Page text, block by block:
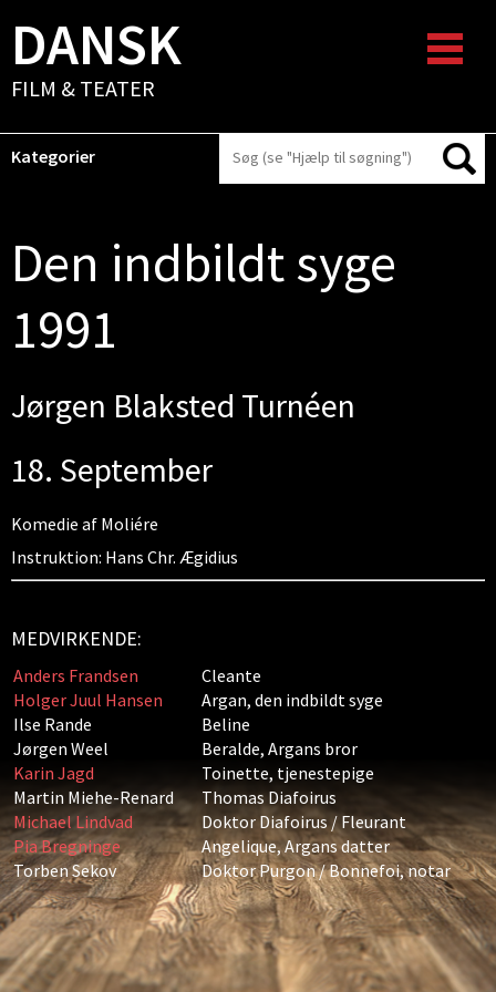
DANSK
FILM & TEATER
Kategorier
Den indbildt syge
1991
Jørgen Blaksted Turnéen
18. September
Komedie af Moliére
Instruktion: Hans Chr. Ægidius
MEDVIRKENDE:
Anders Frandsen
Cleante
Holger Juul Hansen
Argan, den indbildt syge
Ilse Rande
Beline
Jørgen Weel
Beralde, Argans bror
Karin Jagd
Toinette, tjenestepige
Martin Miehe-Renard
Thomas Diafoirus
Michael Lindvad
Doktor Diafoirus / Fleurant
Pia Bregninge
Angelique, Argans datter
Torben Sekov
Doktor Purgon / Bonnefoi, notar